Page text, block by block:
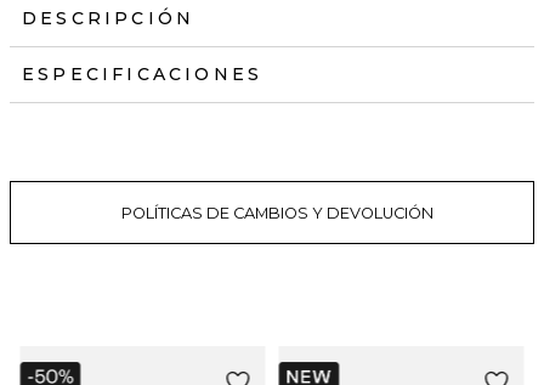
DESCRIPCIÓN
ESPECIFICACIONES
POLÍTICAS DE CAMBIOS Y DEVOLUCIÓN